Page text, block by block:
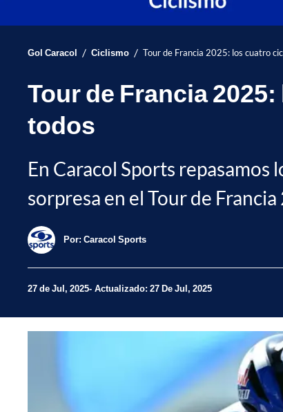
Gol Caracol / Ciclismo / Tour de Francia 2025: los cuatro
Tour de Francia
todos
En Caracol Sports
sorpresa en el Tour de Francia
Por: Caracol Sports
27 de Jul, 2025 Actualizado: 27 De Jul, 2025